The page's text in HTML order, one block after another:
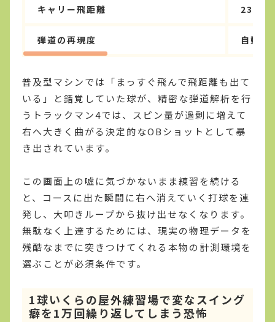
キャリー飛距離 230ヤ
弾道の再現度 自動補
普及型マシンでは「まっすぐ飛んで飛距離も出て
いる」と錯覚していた球が、精密な弾道解析を行
うトラックマン4では、スピン量が過剰に増えて
右へ大きく曲がる決定的なOBショットとして暴
き出されています。
この画面上の嘘に気づかないまま練習を続ける
と、コースに出た瞬間に右へ消えていく打球を連
発し、大叩きループから抜け出せなくなります。
無駄なく上達するためには、現実の物理データを
残酷なまでに突きつけてくれる本物の計測環境を
選ぶことが必須条件です。
1球いくらの屋外練習場で変なスイング
癖を1万回繰り返してしまう恐怖